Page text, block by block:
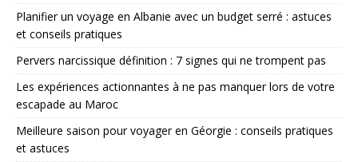
Planifier un voyage en Albanie avec un budget serré : astuces
et conseils pratiques
Pervers narcissique définition : 7 signes qui ne trompent pas
Les expériences actionnantes à ne pas manquer lors de votre
escapade au Maroc
Meilleure saison pour voyager en Géorgie : conseils pratiques
et astuces